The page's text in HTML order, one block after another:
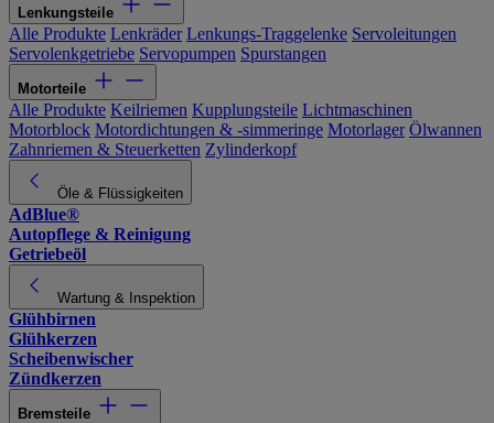
Lenkungsteile
Alle Produkte Lenkräder Lenkungs-Traggelenke Servoleitungen
Servolenkgetriebe Servopumpen Spurstangen
Motorteile
Alle Produkte Keilriemen Kupplungsteile Lichtmaschinen
Motorblock Motordichtungen & -simmeringe Motorlager Ölwannen
Zahnriemen & Steuerketten Zylinderkopf
Öle & Flüssigkeiten
AdBlue®
Autopflege & Reinigung
Getriebeöl
Wartung & Inspektion
Glühbirnen
Glühkerzen
Scheibenwischer
Zündkerzen
Bremsteile